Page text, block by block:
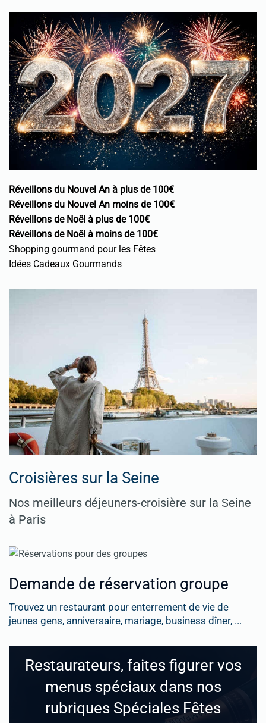
Réveillons du Nouvel An à plus de 100€
Réveillons du Nouvel An moins de 100€
Réveillons de Noël à plus de 100€
Réveillons de Noël à moins de 100€
Shopping gourmand pour les Fêtes
Idées Cadeaux Gourmands
Croisières sur la Seine
Nos meilleurs déjeuners-croisière sur la Seine
à Paris
Demande de réservation groupe
Trouvez un restaurant pour enterrement de vie de
jeunes gens, anniversaire, mariage, business dîner, ...
Restaurateurs, faites figurer vos
menus spéciaux dans nos
rubriques Spéciales Fêtes